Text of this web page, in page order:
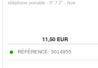
téléphone portable - 6"-7.2" - Noir
11,50EUR
RÉFÉRENCE: 3014855